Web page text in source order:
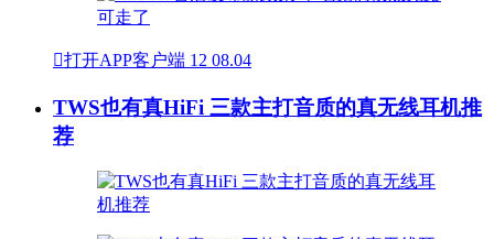
打开APP客户端 12 08.04
TWS也有真HiFi 三款主打音质的真无线耳机推
荐